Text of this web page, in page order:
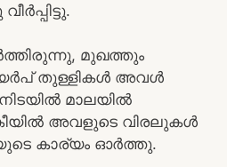
മുഖത്തും
തുള്ളികൾ അവൾ
മാലയിൽ
കീയിൽ അവളുടെ വിരലുകൾ
കാര്യം ഓർത്തു.